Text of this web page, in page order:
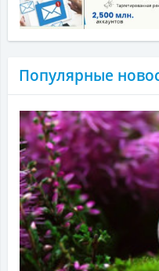
Популярные